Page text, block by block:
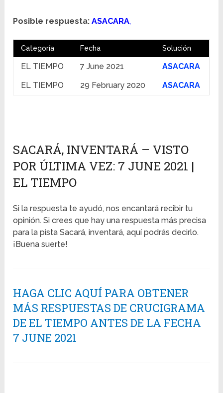
Posible respuesta: ASACARA,
Categoría Fecha Solución
EL TIEMPO 7 June 2021
ASACARA
EL TIEMPO
29 February 2020 ASACARA
SACARÁ, INVENTARÁ – VISTO
POR ÚLTIMA VEZ: 7 JUNE 2021 |
EL TIEMPO
Si la respuesta te ayudó, nos encantará recibir tu
opinión. Si crees que hay una respuesta más precisa
para la pista Sacará, inventará, aquí podrás decirlo.
¡Buena suerte!
HAGA CLIC AQUÍ PARA OBTENER
MÁS RESPUESTAS DE CRUCIGRAMA
DE EL TIEMPO ANTES DE LA FECHA
7 JUNE 2021